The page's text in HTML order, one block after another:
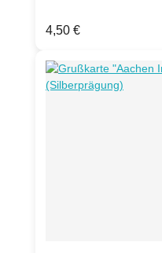
x 33cm,
perforierter Öffnung
einfachen
Regulärer Preis:
4,50 €